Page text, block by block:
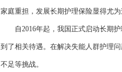
家庭重担，发展长期护理保险显得尤
自2016年起，我国正式启动长期
到了相关待遇。在解决失能人群护理
不足等挑战。